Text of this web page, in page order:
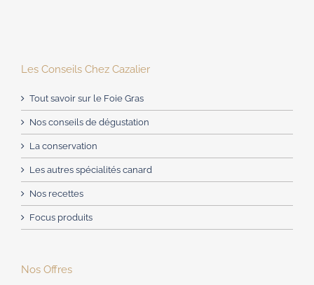
Les Conseils Chez Cazalier
Tout savoir sur le Foie Gras
Nos conseils de dégustation
La conservation
Les autres spécialités canard
Nos recettes
Focus produits
Nos Offres